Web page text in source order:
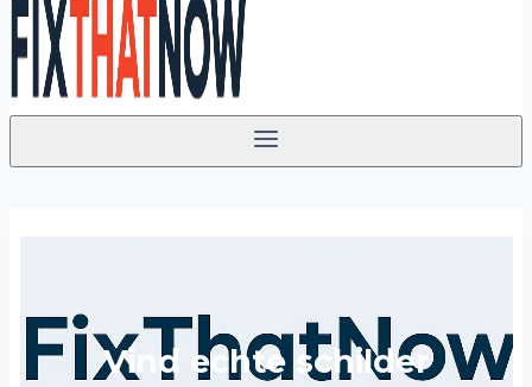
Vind echte schilder